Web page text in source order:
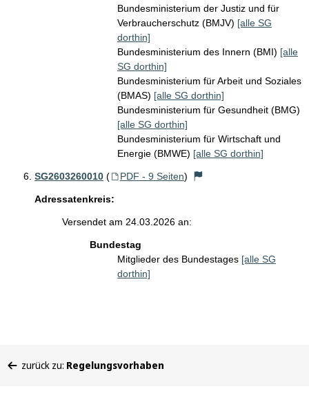
Bundesministerium der Justiz und für
Verbraucherschutz (BMJV) [alle SG
dorthin]
Bundesministerium des Innern (BMI) [alle
SG dorthin]
Bundesministerium für Arbeit und Soziales
(BMAS) [alle SG dorthin]
Bundesministerium für Gesundheit (BMG)
[alle SG dorthin]
Bundesministerium für Wirtschaft und
Energie (BMWE) [alle SG dorthin]
SG2603260010 ( PDF - 9 Seiten)
Adressatenkreis:
Versendet am 24.03.2026 an:
Bundestag
Mitglieder des Bundestages [alle SG
dorthin]
befinden
zurück zu: Regelungsvorhaben